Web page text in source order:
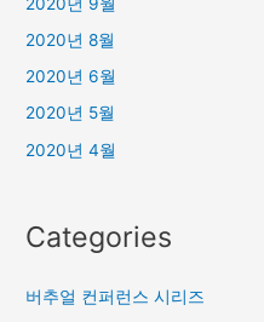
2020년 8월
2020년 6월
2020년 5월
2020년 4월
Categories
버추얼 컨퍼런스 시리즈